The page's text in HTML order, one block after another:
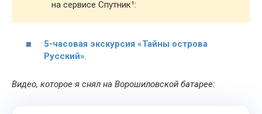
на сервисе Спутник¹:
5-часовая экскурсия «Тайны острова
Русский».
Видео, которое я снял на Ворошиловской батарее: